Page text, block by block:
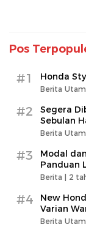
Pos
#1 Honda
Berita
#2
Segera
Sebulan
Berita
#3
Modal
Panduan
Berita | 2
#4
New
Varian
Berita